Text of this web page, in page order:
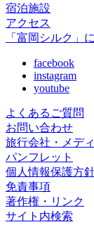
宿泊施設
アクセス
「富岡シルク」
facebook
instagram
youtube
よくあるご質問
お問い合わせ
旅行会社・メデ
パンフレット
個人情報保護方
免責事項
著作権・リンク
サイト内検索